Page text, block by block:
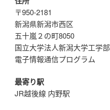
〒950-2181
新潟県新潟市西区
五十嵐２の町8050
国立大学法人新潟大学工学部
電子情報通信プログラム
最寄り駅
JR越後線 内野駅